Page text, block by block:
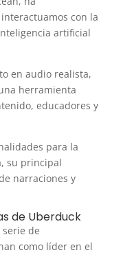
con la
artificial
en audio realista,
herramienta
educadores y
para la
su principal
narraciones y
de Uberduck
de
como líder en el